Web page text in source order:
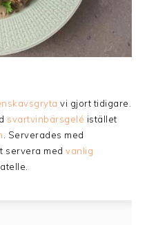
vi gjort tidigare.
svartvinbärsgelé istället
. Serverades med
servera medvanlig